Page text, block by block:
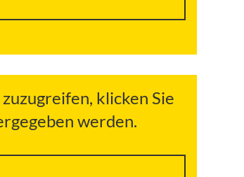
klicken Sie
werden.